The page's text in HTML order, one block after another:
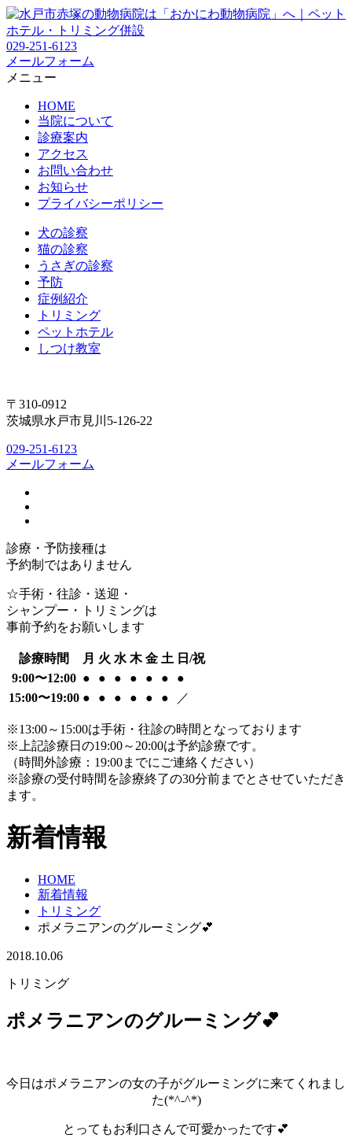
029-251-6123
メールフォーム
メニュー
HOME
当院について
診療案内
アクセス
お問い合わせ
お知らせ
プライバシーポリシー
犬の診察
猫の診察
うさぎの診察
予防
症例紹介
トリミング
ペットホテル
しつけ教室
〒310-0912
茨城県水戸市見川5-126-22
029-251-6123
メールフォーム
診療・予防接種は
予約制ではありません
☆手術・往診・送迎・
シャンプー・トリミングは
事前予約をお願いします
診療時間 月 火 水 木 金 土 日/祝
9:00〜12:00 ● ● ● ● ● ●
●
15:00〜19:00 ● ● ● ● ● ● ／
※13:00～15:00は手術・往診の時間となっております
※上記診療日の19:00～20:00は予約診療です。
（時間外診療：19:00までにご連絡ください）
※診療の受付時間を診療終了の30分前までとさせていただき
ます。
新着情報
HOME
新着情報
トリミング
ポメラニアンのグルーミング💕
2018.10.06
トリミング
ポメラニアンのグルーミング💕
今日はポメラニアンの女の子がグルーミングに来てくれまし
た(*^-^*)
とってもお利口さんで可愛かったです💕